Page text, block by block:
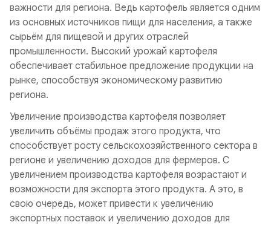
важности для региона. Ведь картофель является одним
из основных источников пищи для населения, а также
сырьём для пищевой и других отраслей
промышленности. Высокий урожай картофеля
обеспечивает стабильное предложение продукции на
рынке, способствуя экономическому развитию
региона.
Увеличение производства картофеля позволяет
увеличить объёмы продаж этого продукта, что
способствует росту сельскохозяйственного сектора в
регионе и увеличению доходов для фермеров. С
увеличением производства картофеля возрастают и
возможности для экспорта этого продукта. А это, в
свою очередь, может привести к увеличению
экспортных поставок и увеличению доходов для